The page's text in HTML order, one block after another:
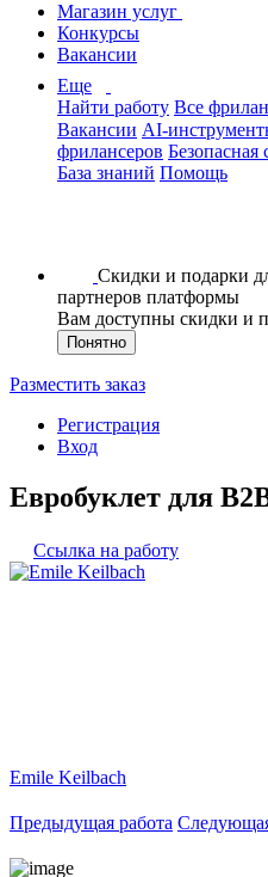
Магазин услуг
Конкурсы
Вакансии
Еще
Найти работу Все
Вакансии AI-
фрилансеров Безопасная
База знаний Помощь
Скидки и подарки
партнеров платформы
Вам доступны скидки и
Понятно
Разместить заказ
Регистрация
Вход
Евробуклет для
Ссылка на работу
Emile Keilbach
Предыдущая работа